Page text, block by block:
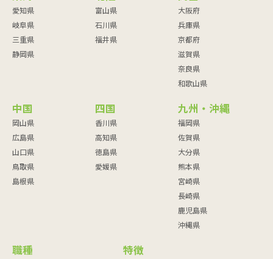
愛知県
岐阜県
三重県
静岡県
富山県
石川県
福井県
大阪府
兵庫県
京都府
滋賀県
奈良県
和歌山県
中国
岡山県
広島県
山口県
鳥取県
島根県
四国
香川県
高知県
徳島県
愛媛県
九州・沖縄
福岡県
佐賀県
大分県
熊本県
宮崎県
長崎県
鹿児島県
沖縄県
職種 特徴